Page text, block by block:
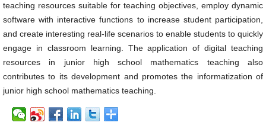
teaching resources suitable for teaching objectives, employ dynamic
software with interactive functions to increase student participation,
and create interesting real-life scenarios to enable students to quickly
engage in classroom learning. The application of digital teaching
resources in junior high school mathematics teaching also
contributes to its development and promotes the informatization of
junior high school mathematics teaching.